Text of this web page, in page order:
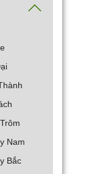
Nam
Bắc